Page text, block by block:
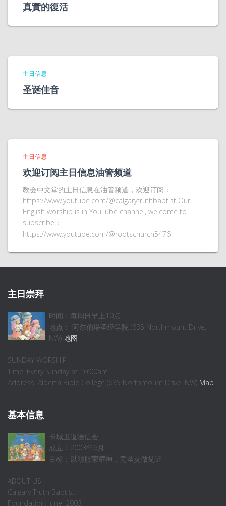
真實的復活
主日信息
圣诞佳音
主日信息
欢迎订阅主日信息油管频道
教会中文堂的主日信息在油管频道，欢迎订阅：
https://www.youtube.com/@calgarytruthbaptist Our
English worship is in YouTube channel, welcome to
subscribe：
https://www.youtube.com/@rootschurch5476
主日崇拜
时间：每周日早上10点
地点： 阿尔伯塔圣经学院 (635 Northmount Drive,
NW) 地图
SUNDAY WORSHIP
Time: Every Sunday at 10:00am
Address: Alberta Bible College (635 Northmount Drive, NW) Map
基本信息
卡城卫道浸信会
成立：2003年6月
目标：以顺服荣耀神，凭圣灵做见证
ABOUT US
Calgary Truth Baptist
Foundation: June, 2003